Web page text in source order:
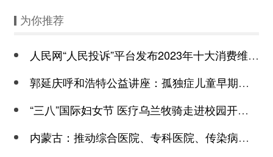
为你推荐
人民网“人民投诉”平台发布2023年十大消费维权热点
郭延庆呼和浩特公益讲座：孤独症儿童早期干预越早越好
“三八”国际妇女节 医疗乌兰牧骑走进校园开展义诊
内蒙古：推动综合医院、专科医院、传染病医院和妇幼保健机构中(蒙)西医结合